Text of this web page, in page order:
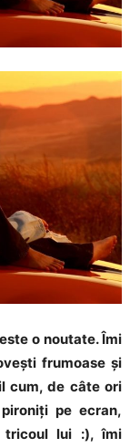
o noutate. Îmi
frumoase şi
cum, de câte ori
pe ecran,
tricoul lui :), îmi